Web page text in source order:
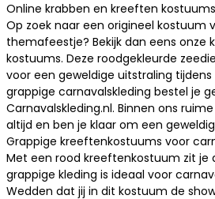
Online krabben en kreeften
Op zoek naar een origineel kostuum
themafeestje? Bekijk dan eens onze
kostuums. Deze roodgekleurde
voor een geweldige uitstraling
grappige carnavalskleding bestel je
Carnavalskleding.nl. Binnen ons
altijd en ben je klaar om een
Grappige kreeftenkostuums voor
Met een rood kreeftenkostuum zit je
grappige kleding is ideaal voor
Wedden dat jij in dit kostuum de